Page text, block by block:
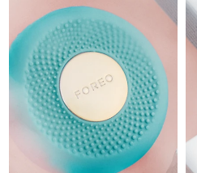
FAQ™護膚品
All FAQ™
FAQ™產品
All anti-aging
FAQ™護膚品
All FAQ™
FAQ™產品
All LED
FAQ™產品
All hair
FAQ™
All FAQ™
FAQ™
All toning
脫毛
PEACH™ 2
Professional
PEACH™ 2
IPL hair removal
BEAR™ 2
Microcurrent
LUNA™ 4
Massaging body
痘肌護理
ESPADA™ 2
Recurring acne
BEAR™ 2
Microcurrent
法屬玻里尼西亞
德國
直布羅陀